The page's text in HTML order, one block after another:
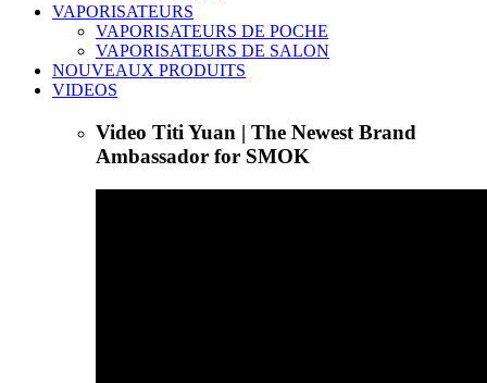
VAPORISATEURS
VAPORISATEURS DE POCHE
VAPORISATEURS DE SALON
NOUVEAUX PRODUITS
VIDEOS
Video Titi Yuan | The Newest Brand
Ambassador for SMOK